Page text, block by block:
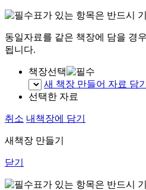
표가 있는 항목은 반드시
동일자료를 같은 책장에 담을 경
됩니다.
책장선택
새 책장 만들어 자료 담기
선택한 자료
취소 내책장에 담기
새책장 만들기
닫기
표가 있는 항목은 반드시